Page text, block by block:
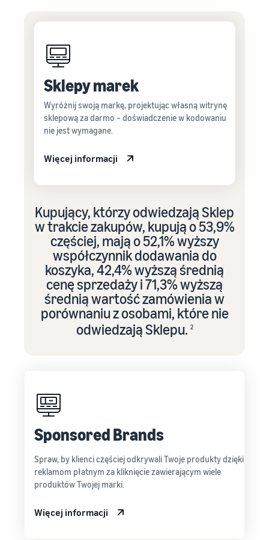
Sklepy marek
Wyróżnij swoją markę, projektując własną witrynę
sklepową za darmo – doświadczenie w kodowaniu
nie jest wymagane.
Więcej informacji
Kupujący, którzy odwiedzają Sklep
w trakcie zakupów, kupują o 53,9%
częściej, mają o 52,1% wyższy
współczynnik dodawania do
koszyka, 42,4% wyższą średnią
cenę sprzedaży i 71,3% wyższą
średnią wartość zamówienia w
porównaniu z osobami, które nie
odwiedzają Sklepu. 2
Sponsored Brands
Spraw, by klienci częściej odkrywali Twoje produkty dzięki
reklamom płatnym za kliknięcie zawierającym wiele
produktów Twojej marki.
Więcej informacji